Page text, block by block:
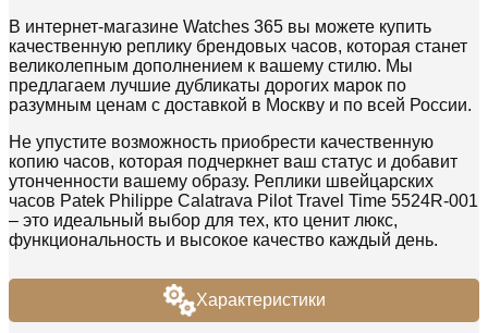
Характеристики
В интернет-магазине Watches 365 вы можете купить
качественную реплику брендовых часов, которая станет
великолепным дополнением к вашему стилю. Мы
предлагаем лучшие дубликаты дорогих марок по
разумным ценам с доставкой в Москву и по всей России.
Не упустите возможность приобрести качественную
копию часов, которая подчеркнет ваш статус и добавит
утонченности вашему образу. Реплики швейцарских
часов Patek Philippe Calatrava Pilot Travel Time 5524R-001
– это идеальный выбор для тех, кто ценит люкс,
функциональность и высокое качество каждый день.